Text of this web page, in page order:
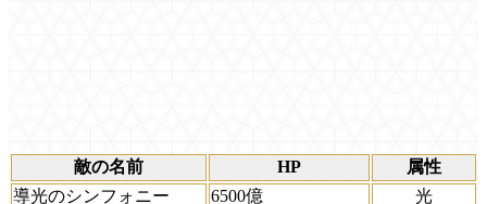
敵の名前 HP
属性
導光のシンフォニー
6500億
光